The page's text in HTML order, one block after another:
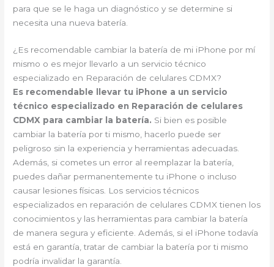
para que se le haga un diagnóstico y se determine si
necesita una nueva batería.
¿Es recomendable cambiar la batería de mi iPhone por mí
mismo o es mejor llevarlo a un servicio técnico
especializado en Reparación de celulares CDMX?
Es recomendable llevar tu iPhone a un servicio
técnico especializado en Reparación de celulares
CDMX para cambiar la batería. Si bien es posible
cambiar la batería por ti mismo, hacerlo puede ser
peligroso sin la experiencia y herramientas adecuadas.
Además, si cometes un error al reemplazar la batería,
puedes dañar permanentemente tu iPhone o incluso
causar lesiones físicas. Los servicios técnicos
especializados en reparación de celulares CDMX tienen los
conocimientos y las herramientas para cambiar la batería
de manera segura y eficiente. Además, si el iPhone todavía
está en garantía, tratar de cambiar la batería por ti mismo
podría invalidar la garantía.